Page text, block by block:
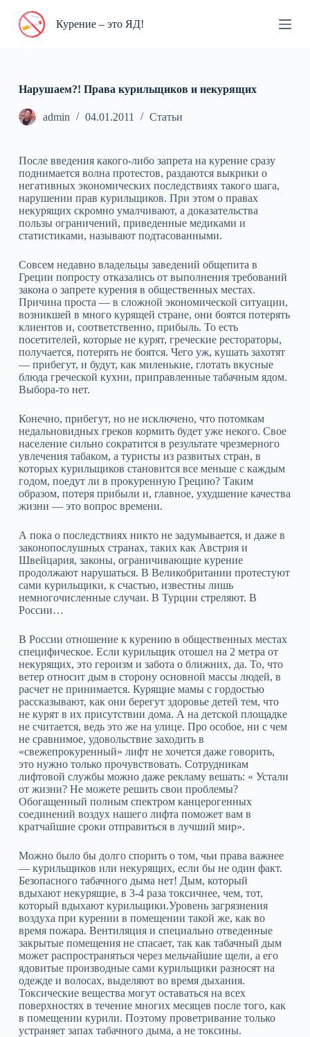
П
и
Курение – это ЯД!
Нарушаем?! Права курильщиков и некурящих
admin 04.01.2011 Статьи
После введения какого-либо запрета на курение сразу
поднимается волна протестов, раздаются выкрики о
негативных экономических последствиях такого шага,
нарушении прав курильщиков. При этом о правах
некурящих скромно умалчивают, а доказательства
пользы ограничений, приведенные медиками и
статистиками, называют подтасованными.
Совсем недавно владельцы заведений общепита в
Греции попросту отказались от выполнения требований
закона о запрете курения в общественных местах.
Причина проста — в сложной экономической ситуации,
возникшей в много курящей стране, они боятся потерять
клиентов и, соответственно, прибыль. То есть
посетителей, которые не курят, греческие рестораторы,
получается, потерять не боятся. Чего уж, кушать захотят
— прибегут, и будут, как миленькие, глотать вкусные
блюда греческой кухни, приправленные табачным ядом.
Выбора-то нет.
Конечно, прибегут, но не исключено, что потомкам
недальновидных греков кормить будет уже некого. Свое
население сильно сократится в результате чрезмерного
увлечения табаком, а туристы из развитых стран, в
которых курильщиков становится все меньше с каждым
годом, поедут ли в прокуренную Грецию? Таким
образом, потеря прибыли и, главное, ухудшение качества
жизни — это вопрос времени.
А пока о последствиях никто не задумывается, и даже в
законопослушных странах, таких как Австрия и
Швейцария, законы, ограничивающие курение
продолжают нарушаться. В Великобритании протестуют
сами курильщики, к счастью, известны лишь
немногочисленные случаи. В Турции стреляют. В
России…
В России отношение к курению в общественных местах
специфическое. Если курильщик отошел на 2 метра от
некурящих, это героизм и забота о ближних, да. То, что
ветер относит дым в сторону основной массы людей, в
расчет не принимается. Курящие мамы с гордостью
рассказывают, как они берегут здоровье детей тем, что
не курят в их присутствии дома. А на детской площадке
не считается, ведь это же на улице. Про особое, ни с чем
не сравнимое, удовольствие заходить в
«свежепрокуренный» лифт не хочется даже говорить,
это нужно только прочувствовать. Сотрудникам
лифтовой службы можно даже рекламу вешать: « Устали
от жизни? Не можете решить свои проблемы?
Обогащенный полным спектром канцерогенных
соединений воздух нашего лифта поможет вам в
кратчайшие сроки отправиться в лучший мир».
Можно было бы долго спорить о том, чьи права важнее
— курильщиков или некурящих, если бы не один факт.
Безопасного табачного дыма нет! Дым, который
вдыхают некурящие, в 3-4 раза токсичнее, чем, тот,
который вдыхают курильщики.Уровень загрязнения
воздуха при курении в помещении такой же, как во
время пожара. Вентиляция и специально отведенные
закрытые помещения не спасает, так как табачный дым
может распространяться через мельчайшие щели, а его
ядовитые производные сами курильщики разносят на
одежде и волосах, выделяют во время дыхания.
Токсические вещества могут оставаться на всех
поверхностях в течение многих месяцев после того, как
в помещении курили. Поэтому проветривание только
устраняет запах табачного дыма, а не токсины.